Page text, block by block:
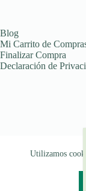
Utilizamos
Blog
Mi Carrito de
Finalizar Compra
Declaración de
Copyright ©